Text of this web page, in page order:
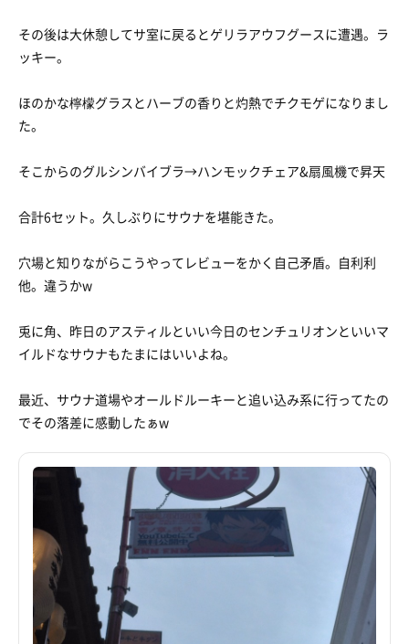
その後は大休憩してサ室に戻るとゲリラアウフグースに遭遇。ラ
ッキー。
ほのかな檸檬グラスとハーブの香りと灼熱でチクモゲになりまし
た。
そこからのグルシンバイブラ→ハンモックチェア&扇風機で昇天
合計6セット。久しぶりにサウナを堪能きた。
穴場と知りながらこうやってレビューをかく自己矛盾。自利利
他。違うかw
兎に角、昨日のアスティルといい今日のセンチュリオンといいマ
イルドなサウナもたまにはいいよね。
最近、サウナ道場やオールドルーキーと追い込み系に行ってたの
でその落差に感動したぁw